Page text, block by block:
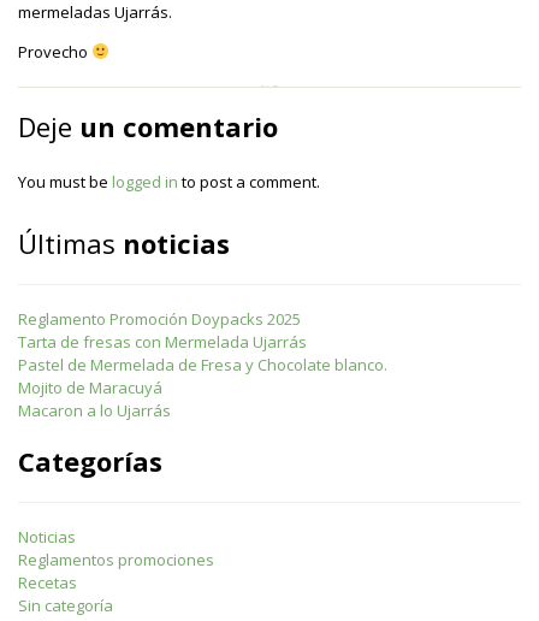
mermeladas Ujarrás.
Provecho
Deje un comentario
You must be logged in to post a comment.
Últimas noticias
Reglamento Promoción Doypacks 2025
Tarta de fresas con Mermelada Ujarrás
Pastel de Mermelada de Fresa y Chocolate blanco.
Mojito de Maracuyá
Macaron a lo Ujarrás
Categorías
Noticias
Reglamentos promociones
Recetas
Sin categoría